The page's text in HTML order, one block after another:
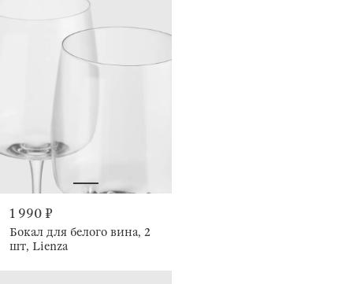
1 990 ₽
Бокал для белого вина, 2
шт, Lienza